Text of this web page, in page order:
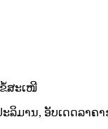
ສະເໜີ
ລິມານ, ອັບເດດລາຄ